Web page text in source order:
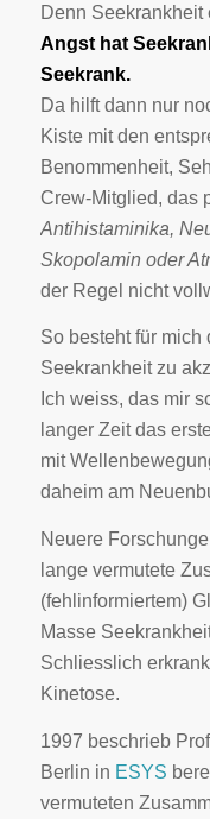
Denn Seekrankheit
Angst hat
Seekrank.
Da hilft dann nur
Kiste mit den
Benommenheit,
Crew-Mitglied, das
Antihistaminika,
Skopolamin oder
der Regel nicht
So besteht für mich
Seekrankheit zu
Ich weiss, das mir
langer Zeit das
mit
daheim am
Neuere
lange vermutete
(fehlinformiertem)
Masse
Schliesslich
Kinetose.
1997 beschrieb
Berlin in ESYS
vermuteten